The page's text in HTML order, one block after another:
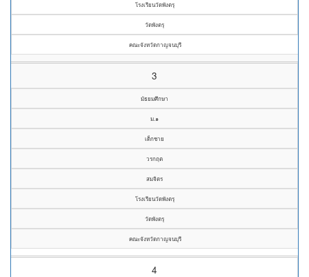
โรงเรียนวัดพังตรุ
วัดพังตรุ
คณะจังหวัดกาญจนบุรี
3
มัธยมศึกษา
ม.๑
เด็กชาย
วรกฤต
สมจิตร
โรงเรียนวัดพังตรุ
วัดพังตรุ
คณะจังหวัดกาญจนบุรี
4